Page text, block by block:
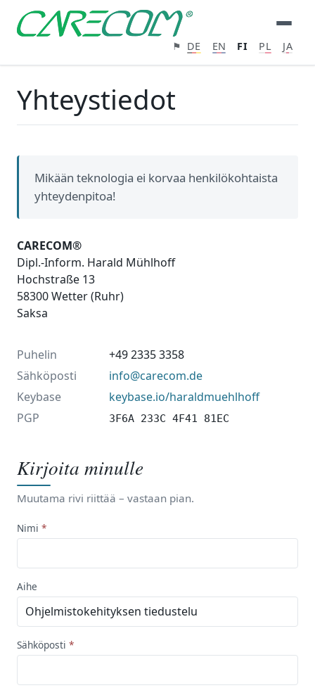
⚑ DE EN FI PL JA
Yhteystiedot
Mikään teknologia ei korvaa henkilökohtaista
yhteydenpitoa!
CARECOM®
Dipl.-Inform. Harald Mühlhoff
Hochstraße 13
58300 Wetter (Ruhr)
Saksa
Puhelin
+49 2335 3358
Sähköposti
info@carecom.de
Keybase
keybase.io/haraldmuehlhoff
PGP
3F6A 233C 4F41 81EC
Kirjoita minulle
Muutama rivi riittää – vastaan pian.
Nimi
Aihe
Sähköposti